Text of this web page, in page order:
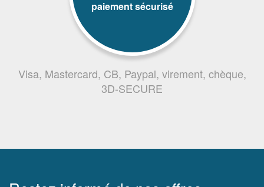
paiement sécurisé
Visa, Mastercard, CB, Paypal, virement, chèque,
3D-SECURE